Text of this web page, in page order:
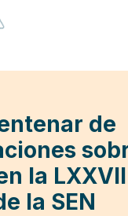
de
la LXXVII
la SEN